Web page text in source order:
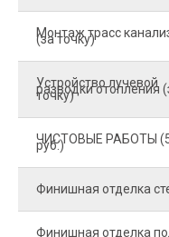
Монтаж трасс
(за точку)
Устройство лучевой
разводки отопления
точку)
ЧИСТОВЫЕ РАБОТЫ
руб.)
Финишная отделка
Финишная отделка